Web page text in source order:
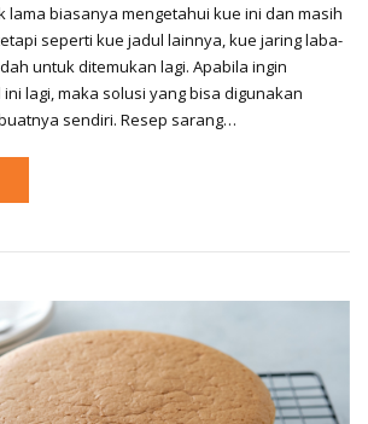
lama biasanya mengetahui kue ini dan masih
seperti kue jadul lainnya, kue jaring laba-
untuk ditemukan lagi. Apabila ingin
lagi, maka solusi yang bisa digunakan
sendiri. Resep sarang…